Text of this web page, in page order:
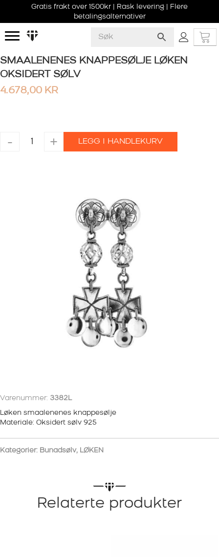
Gratis frakt over 1500kr | Rask levering | Flere
betalingsalternativer
SMAALENENES KNAPPESØLJE LØKEN
OKSIDERT SØLV
4.678,00 KR
-
SMAALENENES
KNAPPESØLJE
+ LEGG I HANDLEKURV
Varenummer: 3382L
Løken smaalenenes knappesølje
Materiale: Oksidert sølv 925
Kategorier: Bunadsølv, LØKEN
Relaterte produkter